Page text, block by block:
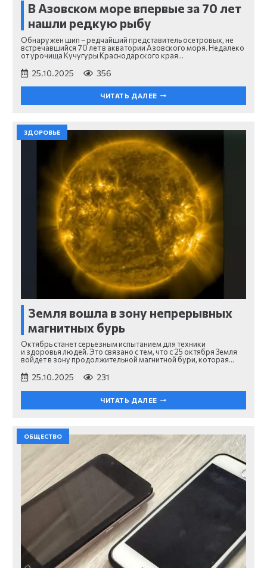
В Азовском море впервые за 70 лет
нашли редкую рыбу
Обнаружен шип – редчайший представитель осетровых, не
встречавшийся 70 лет в акватории Азовского моря. Недалеко
от урочища Кучугуры Краснодарского края…
25.10.2025 356
ЧИТАТЬ ДАЛЕЕ
ЗДОРОВЬЕ
Земля вошла в зону непрерывных
магнитных бурь
Октябрь станет серьезным испытанием для техники
и здоровья людей. Это связано с тем, что с 25 октября Земля
войдет в зону продолжительной магнитной бури, которая…
25.10.2025 231
ЧИТАТЬ ДАЛЕЕ
ОБЩЕСТВО